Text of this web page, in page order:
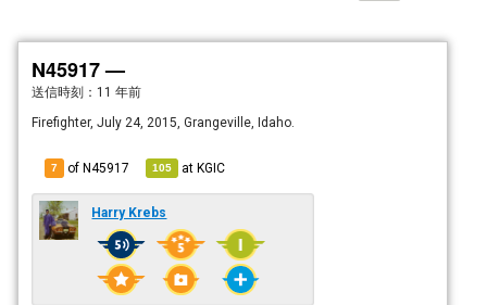
N45917 —
送信時刻： 11 年前
Firefighter, July 24, 2015, Grangeville, Idaho.
7 of N45917 105 atKGIC
Harry Krebs